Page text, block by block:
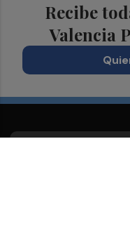
Recibe
Valencia